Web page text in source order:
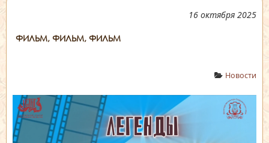
16 октября 2025
ФИЛЬМ, ФИЛЬМ, ФИЛЬМ
Новости